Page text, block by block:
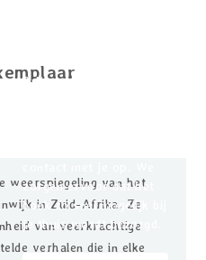
Gewicht:
Prijs:
zorgen ervoor dat het
boek zo snel mogelijk bij
je thuis wordt bezorgd.
weerspiegeling van het
in Zuid-Afrika. Ze
van veerkrachtige
verhalen die in elke